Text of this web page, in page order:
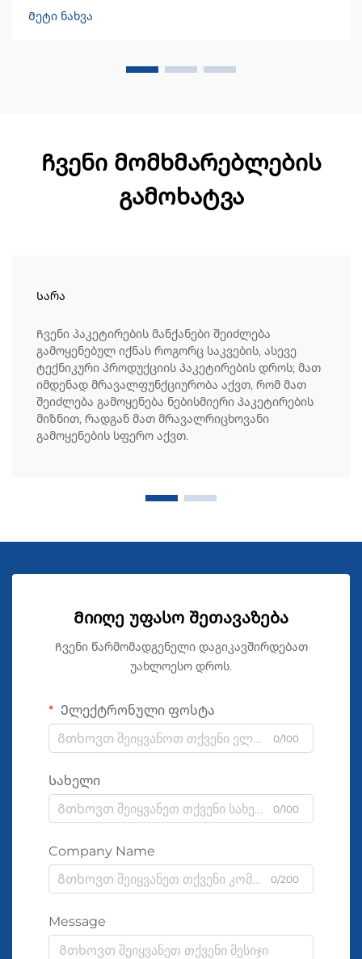
60-ზე მეტი ქვეყნის მომხმარებლებს. გაეცანით მათი
ინტელექტუალურად მოწყობილ საწონო ამონახსნებს —
Მეტი ნახვა
Ჩვენი მომხმარებლების
გამოხატვა
Სარა
Ჩვენი პაკეტირების მანქანები შეიძლება
გამოყენებულ იქნას როგორც საკვების, ასევე
ტექნიკური პროდუქციის პაკეტირების დროს; მათ
იმდენად მრავალფუნქციურობა აქვთ, რომ მათ
შეიძლება გამოყენება ნებისმიერი პაკეტირების
მიზნით, რადგან მათ მრავალრიცხოვანი
გამოყენების სფერო აქვთ.
Მიიღე უფასო შეთავაზება
Ჩვენი წარმომადგენელი დაგიკავშირდებათ
უახლოესო დროს.
Ელექტრონული ფოსტა
0/100
Სახელი
0/100
Company Name
0/200
Message